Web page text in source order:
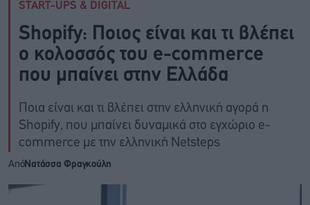
START-UPS & DIGITAL
Shopify: Ποιος είναι και τι βλέπει
ο κολοσσός του e-commerce
που μπαίνει στην Ελλάδα
Ποια είναι και τι βλέπει στην ελληνική αγορά η
Shopify, που μπαίνει δυναμικά στο εγχώριο e-
commerce με την ελληνική Netsteps
ΑπόΝατάσσα Φραγκούλη